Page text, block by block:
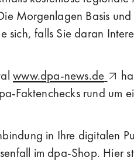
Morgenlagen Basis
sich, falls Sie daran
www.dpa-news.de
Faktenchecks rund um
in Ihre digitalen
im dpa-Shop. Hier